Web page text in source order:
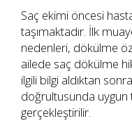
Saç ekimi öncesi
taşımaktadır. İlk
nedenleri, dökülme
ailede saç dökülme
ilgili bilgi aldıktan
doğrultusunda uygun
gerçekleştirilir.